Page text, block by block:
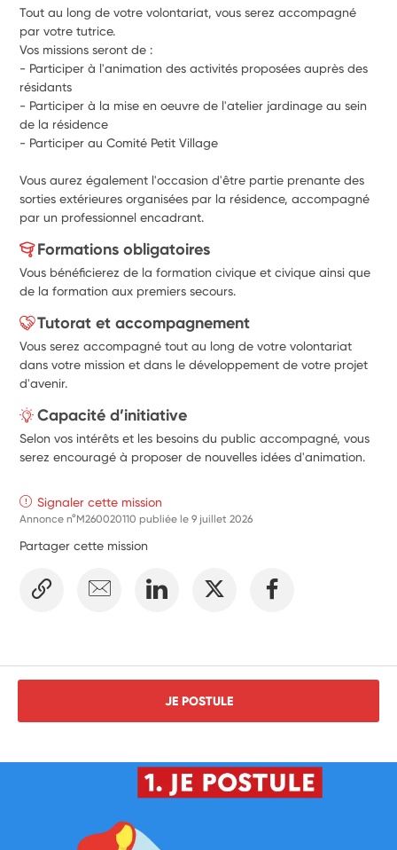
Tout au long de votre volontariat, vous serez accompagné
par votre tutrice.
Vos missions seront de :
- Participer à l'animation des activités proposées auprès des
résidants
- Participer à la mise en oeuvre de l'atelier jardinage au sein
de la résidence
- Participer au Comité Petit Village
Vous aurez également l'occasion d'être partie prenante des
sorties extérieures organisées par la résidence, accompagné
par un professionnel encadrant.
Formations obligatoires
Vous bénéficierez de la formation civique et civique ainsi que
de la formation aux premiers secours.
Tutorat et accompagnement
Vous serez accompagné tout au long de votre volontariat
dans votre mission et dans le développement de votre projet
d'avenir.
Capacité d’initiative
Selon vos intérêts et les besoins du public accompagné, vous
serez encouragé à proposer de nouvelles idées d'animation.
Signaler cette mission
Annonce n°M260020110 publiée le9 juillet 2026
Partager cette mission
JE POSTULE